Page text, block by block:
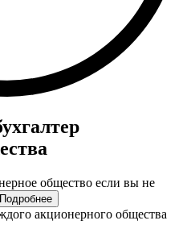
общество если вы не
Подробнее
акционерного общества